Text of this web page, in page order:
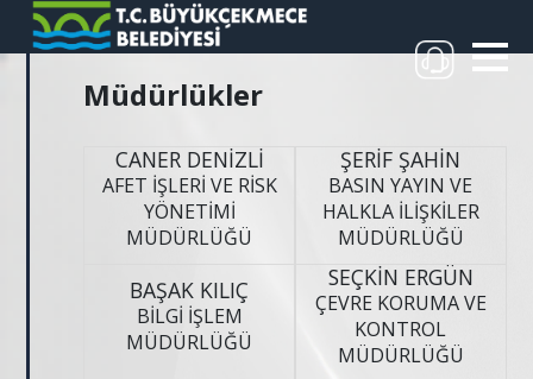
Müdürlükler
CANER DENİZLİ
AFET İŞLERİ VE RİSK
YÖNETİMİ
MÜDÜRLÜĞÜ
ŞERİF ŞAHİN
BASIN YAYIN VE
HALKLA İLİŞKİLER
MÜDÜRLÜĞÜ
BAŞAK KILIÇ
BİLGİ İŞLEM
MÜDÜRLÜĞÜ
SEÇKİN ERGÜN
ÇEVRE KORUMA VE
KONTROL
MÜDÜRLÜĞÜ